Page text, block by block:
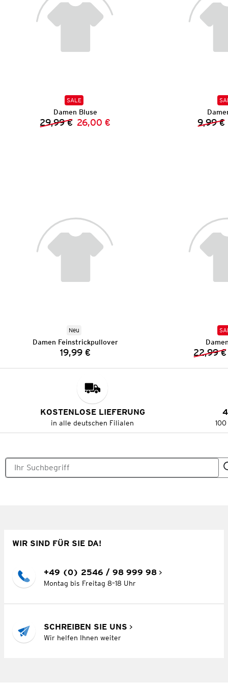
SALE
Damen Bluse
Vorheriger Preis:
29,99 € Neuer Preis:
26,00 € 9,99 €
Neu
Damen Feinstrickpullover
Preis:
19,99 € 22,99 €
KOSTENLOSE LIEFERUNG
in alle deutschen Filialen
WIR SIND FÜR SIE DA!
+49 (0) 2546 / 98 999 98
Montag bis Freitag 8–18 Uhr
SCHREIBEN SIE UNS
Wir helfen Ihnen weiter